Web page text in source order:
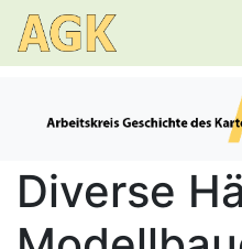
Diverse